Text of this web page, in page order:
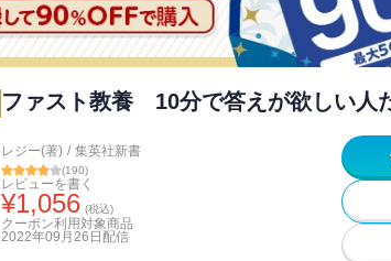
ファスト教養 10分で答えが欲しい人
レジー(著) / 集英社新書
(190)
レビューを書く
¥1,056 (税込)
クーポン利用対象商品
2022年09月26日 配信